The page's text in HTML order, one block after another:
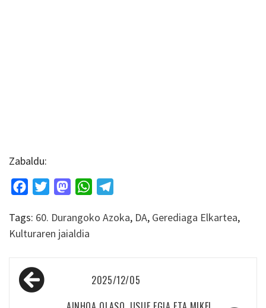
Zabaldu:
FacebookTwitterMastodonWhatsApp
Tags: 60. Durangoko Azoka, DA, Gerediaga Elkartea,
Kulturaren jaialdia
Bidalketetan
zehar
2025/12/05